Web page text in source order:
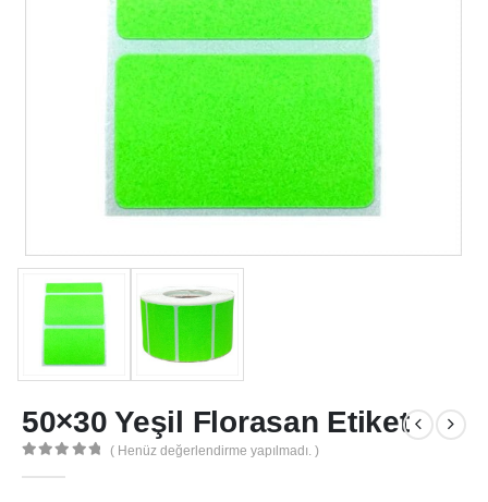
50×30 Yeşil Florasan Etiket
( Henüz değerlendirme yapılmadı. )